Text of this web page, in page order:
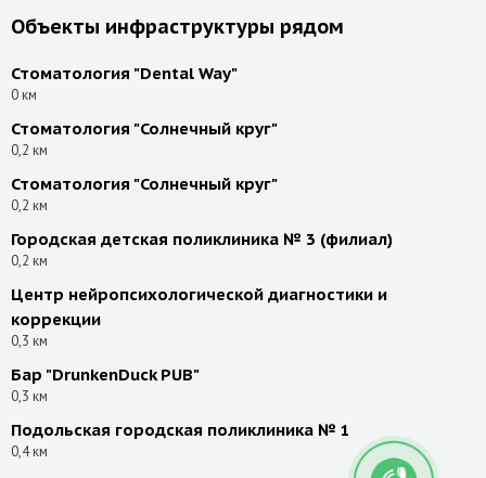
Объекты инфраструктуры рядом
Стоматология "Dental Way"
0 км
Стоматология "Солнечный круг"
0,2 км
Стоматология "Солнечный круг"
0,2 км
Городская детская поликлиника № 3 (филиал)
0,2 км
Центр нейропсихологической диагностики и
коррекции
0,3 км
Бар "DrunkenDuck PUB"
0,3 км
Подольская городская поликлиника № 1
0,4 км